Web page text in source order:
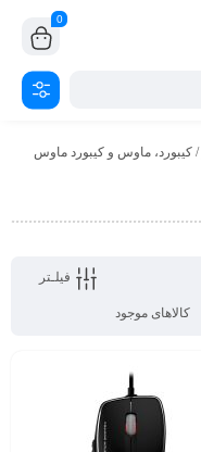
0
/ کیبورد، ماوس و کیبورد ماوس
فیلـتر
کالاهای موجود